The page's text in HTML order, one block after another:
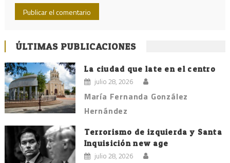
ÚLTIMAS PUBLICACIONES
La ciudad que late en el centro
julio 28, 2026
María Fernanda González
Hernández
Terrorismo de izquierda y Santa
Inquisición new age
julio 28, 2026